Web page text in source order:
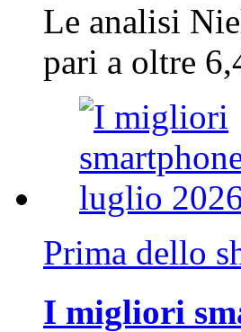
Le analisi
pari a oltre
Prima dello
I migliori